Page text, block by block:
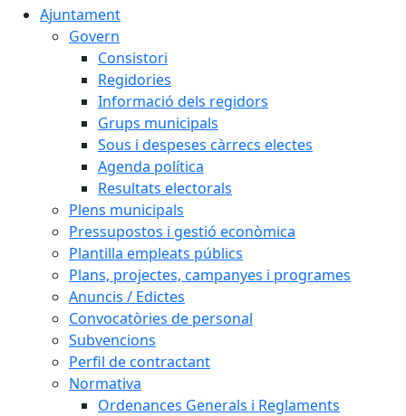
Ajuntament
Govern
Consistori
Regidories
Informació dels regidors
Grups municipals
Sous i despeses càrrecs electes
Agenda política
Resultats electorals
Plens municipals
Pressupostos i gestió econòmica
Plantilla empleats públics
Plans, projectes, campanyes i programes
Anuncis / Edictes
Convocatòries de personal
Subvencions
Perfil de contractant
Normativa
Ordenances Generals i Reglaments